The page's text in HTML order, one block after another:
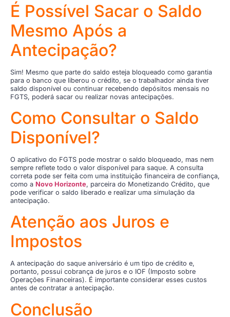
É Possível Sacar o Saldo
Mesmo Após a
Antecipação?
Sim! Mesmo que parte do saldo esteja bloqueado como garantia
para o banco que liberou o crédito, se o trabalhador ainda tiver
saldo disponível ou continuar recebendo depósitos mensais no
FGTS, poderá sacar ou realizar novas antecipações.
Como Consultar o Saldo
Disponível?
O aplicativo do FGTS pode mostrar o saldo bloqueado, mas nem
sempre reflete todo o valor disponível para saque. A consulta
correta pode ser feita com uma instituição financeira de confiança,
como a Novo Horizonte, parceira do Monetizando Crédito, que
pode verificar o saldo liberado e realizar uma simulação da
antecipação.
Atenção aos Juros e
Impostos
A antecipação do saque aniversário é um tipo de crédito e,
portanto, possui cobrança de juros e o IOF (Imposto sobre
Operações Financeiras). É importante considerar esses custos
antes de contratar a antecipação.
Conclusão